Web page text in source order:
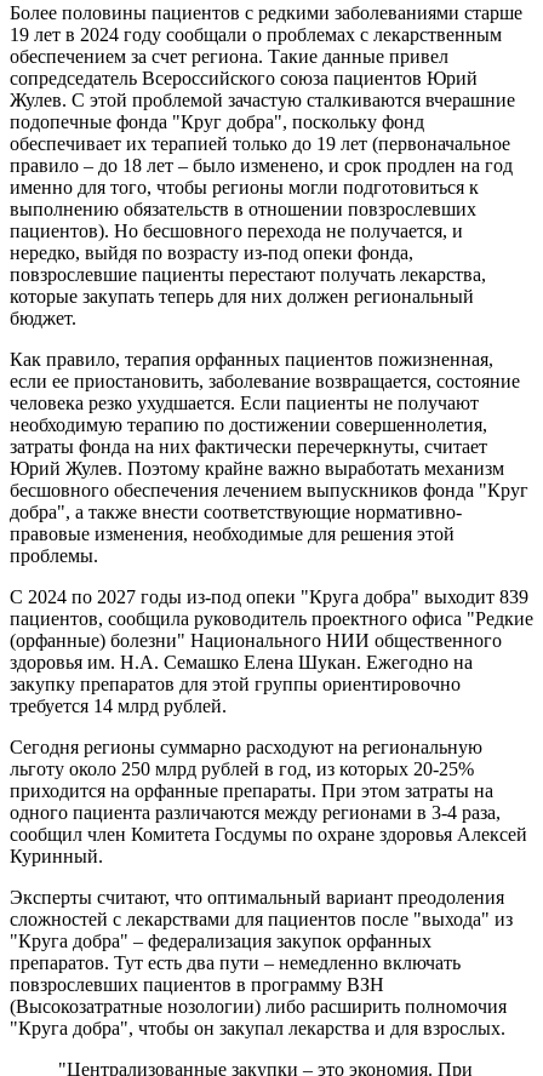
Более половины пациентов с редкими заболеваниями старше
19 лет в 2024 году сообщали о проблемах с лекарственным
обеспечением за счет региона. Такие данные привел
сопредседатель Всероссийского союза пациентов Юрий
Жулев. С этой проблемой зачастую сталкиваются вчерашние
подопечные фонда "Круг добра", поскольку фонд
обеспечивает их терапией только до 19 лет (первоначальное
правило – до 18 лет – было изменено, и срок продлен на год
именно для того, чтобы регионы могли подготовиться к
выполнению обязательств в отношении повзрослевших
пациентов). Но бесшовного перехода не получается, и
нередко, выйдя по возрасту из-под опеки фонда,
повзрослевшие пациенты перестают получать лекарства,
которые закупать теперь для них должен региональный
бюджет.
Как правило, терапия орфанных пациентов пожизненная,
если ее приостановить, заболевание возвращается, состояние
человека резко ухудшается. Если пациенты не получают
необходимую терапию по достижении совершеннолетия,
затраты фонда на них фактически перечеркнуты, считает
Юрий Жулев. Поэтому крайне важно выработать механизм
бесшовного обеспечения лечением выпускников фонда "Круг
добра", а также внести соответствующие нормативно-
правовые изменения, необходимые для решения этой
проблемы.
С 2024 по 2027 годы из-под опеки "Круга добра" выходит 839
пациентов, сообщила руководитель проектного офиса "Редкие
(орфанные) болезни" Национального НИИ общественного
здоровья им. Н.А. Семашко Елена Шукан. Ежегодно на
закупку препаратов для этой группы ориентировочно
требуется 14 млрд рублей.
Сегодня регионы суммарно расходуют на региональную
льготу около 250 млрд рублей в год, из которых 20-25%
приходится на орфанные препараты. При этом затраты на
одного пациента различаются между регионами в 3-4 раза,
сообщил член Комитета Госдумы по охране здоровья Алексей
Куринный.
Эксперты считают, что оптимальный вариант преодоления
сложностей с лекарствами для пациентов после "выхода" из
"Круга добра" – федерализация закупок орфанных
препаратов. Тут есть два пути – немедленно включать
повзрослевших пациентов в программу ВЗН
(Высокозатратные нозологии) либо расширить полномочия
"Круга добра", чтобы он закупал лекарства и для взрослых.
"Централизованные закупки – это экономия. При